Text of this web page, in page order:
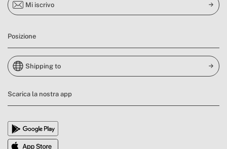
Mi iscrivo
Posizione
Shipping to
Scarica la nostra app